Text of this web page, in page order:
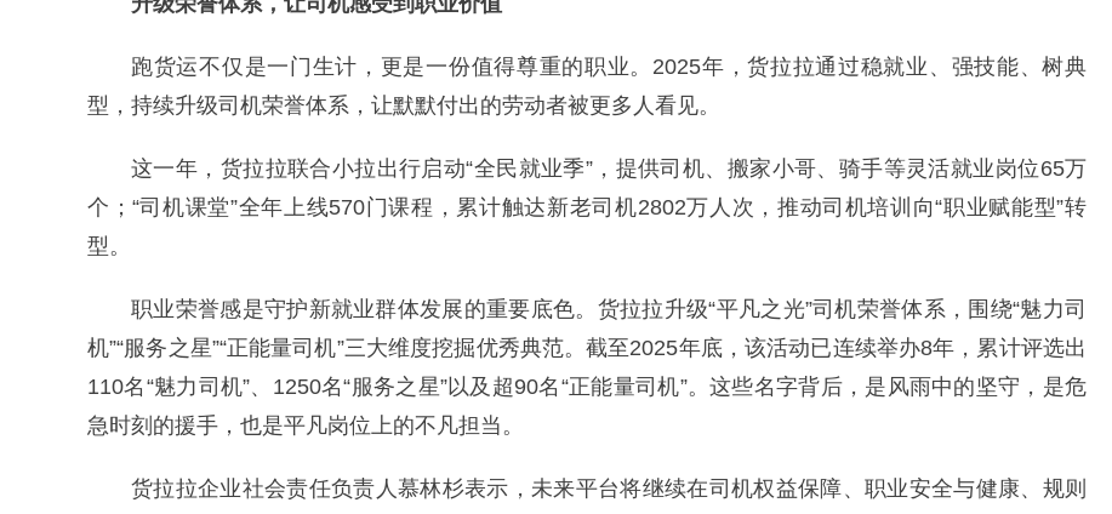
跑货运不仅是一门生计，更是一份值得尊重的职业。2025年，货拉拉通过稳就业、强技能、树典
型，持续升级司机荣誉体系，让默默付出的劳动者被更多人看见。
这一年，货拉拉联合小拉出行启动“全民就业季”，提供司机、搬家小哥、骑手等灵活就业岗位65万
个；“司机课堂”全年上线570门课程，累计触达新老司机2802万人次，推动司机培训向“职业赋能型”转
型。
职业荣誉感是守护新就业群体发展的重要底色。货拉拉升级“平凡之光”司机荣誉体系，围绕“魅力司
机”“服务之星”“正能量司机”三大维度挖掘优秀典范。截至2025年底，该活动已连续举办8年，累计评选出
110名“魅力司机”、1250名“服务之星”以及超90名“正能量司机”。这些名字背后，是风雨中的坚守，是危
急时刻的援手，也是平凡岗位上的不凡担当。
货拉拉企业社会责任负责人慕林杉表示，未来平台将继续在司机权益保障、职业安全与健康、规则